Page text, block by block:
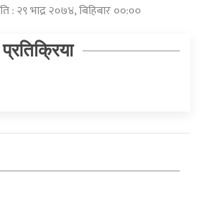
: २९ भाद्र २०७४, बिहिबार ००:००
प्रतिक्रिया